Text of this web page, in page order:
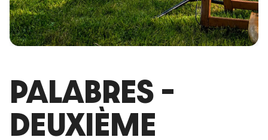
PALABRES –
DEUXIÈME